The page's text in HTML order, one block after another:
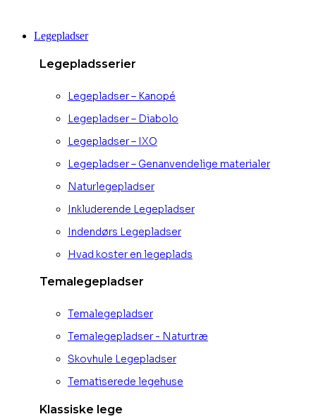
indholdLegepladser
Legepladsserier
Legepladser – Kanopé
Legepladser – Diabolo
Legepladser – IXO
Legepladser – Genanvendelige materialer
Naturlegepladser
Inkluderende Legepladser
Indendørs Legepladser
Hvad koster en legeplads
Temalegepladser
Temalegepladser
Temalegepladser - Naturtræ
Skovhule Legepladser
Tematiserede legehuse
Klassiske lege